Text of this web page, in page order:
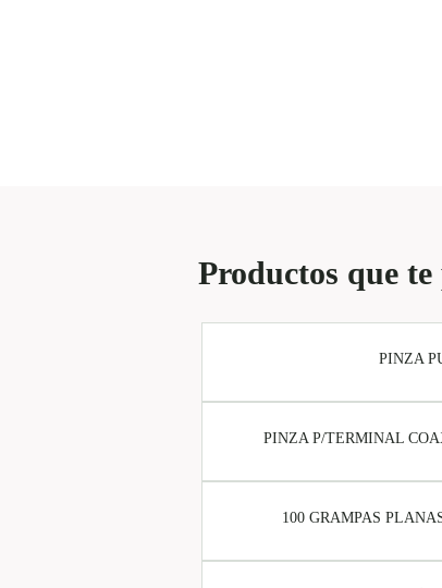
Productos que
PINZA
PINZA P/TERMINAL
100 GRAMPAS